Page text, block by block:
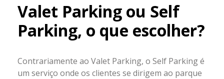
Valet Parking ou Self
Parking, o que escolher?
Contrariamente ao Valet Parking, o Self Parking é
um serviço onde os clientes se dirigem ao parque